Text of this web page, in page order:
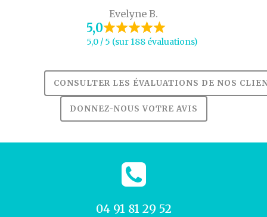
Evelyne B.
5,0
5,0 / 5 (sur 188 évaluations)
CONSULTER LES ÉVALUATIONS DE NOS
DONNEZ-NOUS VOTRE AVIS
04 91 81 29 52